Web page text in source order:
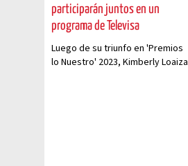
participarán juntos en un
programa de Televisa
Luego de su triunfo en 'Premios
lo Nuestro' 2023, Kimberly Loaiza